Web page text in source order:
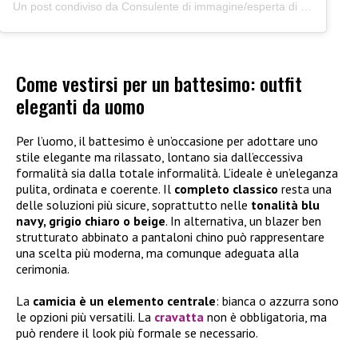
Come vestirsi per un battesimo: outfit
eleganti da uomo
Per l’uomo, il battesimo è un’occasione per adottare uno
stile elegante ma rilassato, lontano sia dall’eccessiva
formalità sia dalla totale informalità. L’ideale è un’eleganza
pulita, ordinata e coerente. Il completo classico resta una
delle soluzioni più sicure, soprattutto nelle tonalità blu
navy, grigio chiaro o beige. In alternativa, un blazer ben
strutturato abbinato a pantaloni chino può rappresentare
una scelta più moderna, ma comunque adeguata alla
cerimonia.
La camicia è un elemento centrale: bianca o azzurra sono
le opzioni più versatili. La cravatta non è obbligatoria, ma
può rendere il look più formale se necessario.